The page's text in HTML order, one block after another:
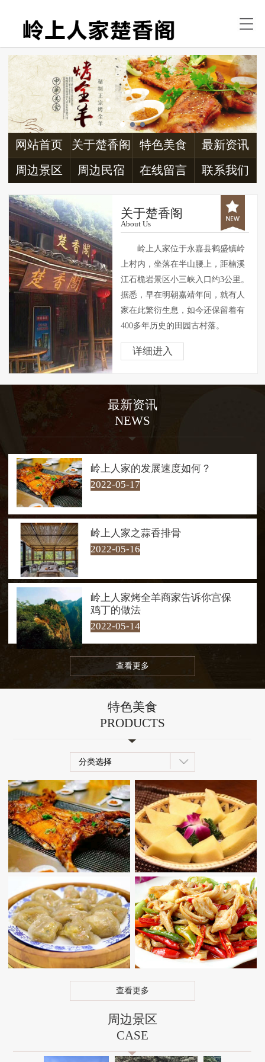
关于楚香阁
特色美食
最新资讯
周边景区
周边民宿
网站首页 关于楚香阁 特色美食 最新资讯
周边景区 周边民宿 在线留言 联系我们
关于楚香阁
About Us
岭上人家位于永嘉县鹤盛镇岭
上村内，坐落在半山腰上，距楠溪
江石桅岩景区小三峡入口约3公里。
据悉，早在明朝嘉靖年间，就有人
家在此繁衍生息，如今还保留着有
400多年历史的田园古村落。
岭上人家背山面溪，四周山色
青翠欲滴，空气清新异常，素有“天
村内房屋外观一仍其旧，显得朴素
大方，屋内却经过精心改造，已成
茶肆客会。是问茶歇脚和享受腊洒
上，游客仿佛进入了青山绿水的怀
抱，四周山色青翠欲滴，桥下溪流
每每经过，游客总会情不自禁地下
水嬉戏。每到夜幕降临，岭上人家
的夜景也是一绝，让人流连忘返！
详细进入
最新资讯
NEWS
岭上人家的发展速度如何？
2022-05-17
岭上人家之蒜香排骨
2022-05-16
岭上人家烤全羊商家告诉你宫保
鸡丁的做法
2022-05-14
查看更多
特色美食
PRODUCTS
分类选择
查看更多
周边景区
CASE